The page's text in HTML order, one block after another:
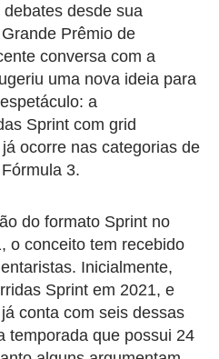
desde sua
Prêmio de
conversa com a
uma nova ideia para
a
Sprint com grid
ocorre nas categorias de
3.
do formato Sprint no
o conceito tem recebido
Inicialmente,
Sprint em 2021, e
conta com seis dessas
temporada que possui 24